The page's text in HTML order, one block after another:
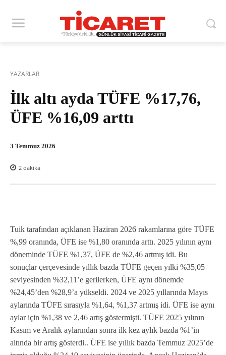
YAZARLAR
İlk altı ayda TÜFE %17,76,
ÜFE %16,09 arttı
3 Temmuz 2026
2 dakika
Tuik tarafından açıklanan Haziran 2026 rakamlarına göre TÜFE
%,99 oranında, ÜFE ise %1,80 oranında arttı. 2025 yılının aynı
döneminde TÜFE %1,37, ÜFE de %2,46 artmış idi. Bu
sonuçlar çerçevesinde yıllık bazda TÜFE geçen yılki %35,05
seviyesinden %32,11’e gerilerken, ÜFE aynı dönemde
%24,45’den %28,9’a yükseldi. 2024 ve 2025 yıllarında Mayıs
aylarında TÜFE sırasıyla %1,64, %1,37 artmış idi. ÜFE ise aynı
aylar için %1,38 ve 2,46 artış göstermişti. TÜFE 2025 yılının
Kasım ve Aralık aylarından sonra ilk kez aylık bazda %1’in
altında bir artış gösterdi.. ÜFE ise yıllık bazda Temmuz 2025’de